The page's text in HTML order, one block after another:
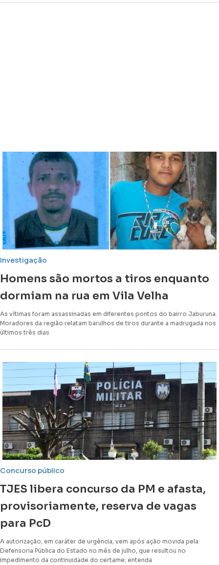
Investigação
Homens são mortos a tiros enquanto
dormiam na rua em Vila Velha
As vítimas foram assassinadas em diferentes pontos do bairro Jaburuna.
Moradores da região relatam barulhos de tiros durante a madrugada nos
últimos três dias
Concurso público
TJES libera concurso da PM e afasta,
provisoriamente, reserva de vagas
para PcD
A autorização, em caráter de urgência, vem após ação movida pela
Defensoria Pública do Estado no mês de julho, que resultou no
impedimento da continuidade do certame; entenda